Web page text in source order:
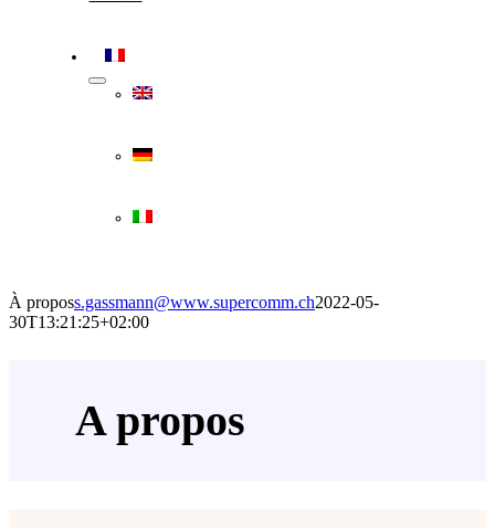
À proposs.gassmann@www.supercomm.ch2022-05-
30T13:21:25+02:00
A propos